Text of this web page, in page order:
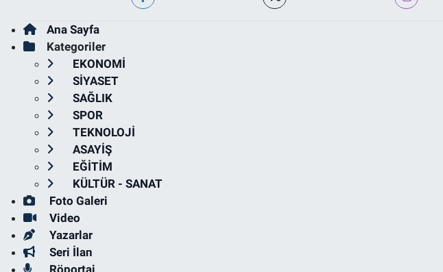
Ana Sayfa
Kategoriler
EKONOMİ
SİYASET
SAĞLIK
SPOR
TEKNOLOJİ
ASAYİŞ
EĞİTİM
KÜLTÜR - SANAT
Foto Galeri
Video
Yazarlar
Seri İlan
Röportaj